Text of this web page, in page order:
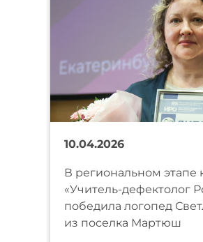
10.04.2026
В региональном этапе
«Учитель-дефектолог
победила логопед
из поселка Мартюш